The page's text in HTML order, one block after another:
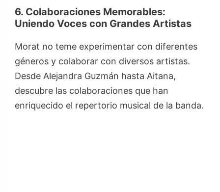
6. Colaboraciones Memorables:
Uniendo Voces con Grandes Artistas
Morat no teme experimentar con diferentes
géneros y colaborar con diversos artistas.
Desde Alejandra Guzmán hasta Aitana,
descubre las colaboraciones que han
enriquecido el repertorio musical de la banda.